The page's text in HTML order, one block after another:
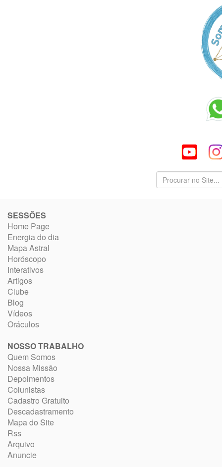
SESSÕES
Home Page
Energia do dia
Mapa Astral
Horóscopo
Interativos
Artigos
Clube
Blog
Vídeos
Oráculos
NOSSO TRABALHO
Quem Somos
Nossa Missão
Depoimentos
Colunistas
Cadastro Gratuito
Descadastramento
Mapa do Site
Rss
Arquivo
Anuncie